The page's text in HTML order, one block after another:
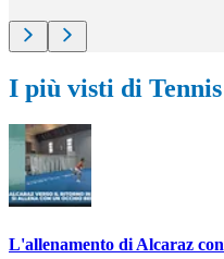
I più visti di Tennis
L'allenamento di Alcaraz